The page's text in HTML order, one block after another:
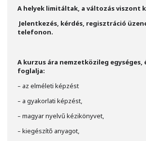
A helyek limitáltak, a változás viszont
Jelentkezés, kérdés, regisztráció
telefonon.
A kurzus ára nemzetközileg egységes,
foglalja:
– az elméleti képzést
– a gyakorlati képzést,
– magyar nyelvű kézikönyvet,
– kiegészítő anyagot,